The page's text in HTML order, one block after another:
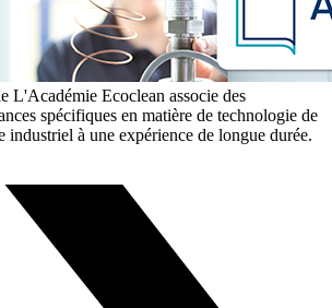
L'Académie Ecoclean associe des
spécifiques en matière de technologie de
industriel à une expérience de longue durée.